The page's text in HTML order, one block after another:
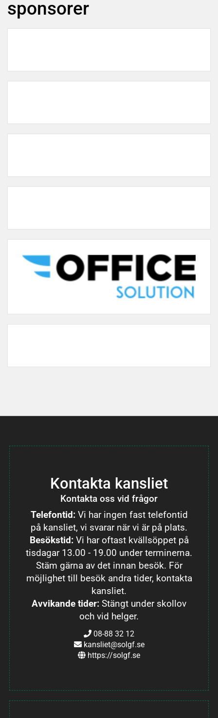
sponsorer
Kontakta kansliet
Kontakta oss vid frågor
Telefontid: Vi har ingen fast telefontid
på kansliet, vi svarar när vi är på plats.
Besökstid: Vi har oftast kvällsöppet på
tisdagar 13.00 - 19.00 under terminerna.
Stäm gärna av det innan besök. För
möjlighet till besök andra tider, kontakta
kansliet.
Avvikande tider: Stängt under skollov
och vid helger.
08-88 32 12
kansliet@solgf.se
https://solgf.se